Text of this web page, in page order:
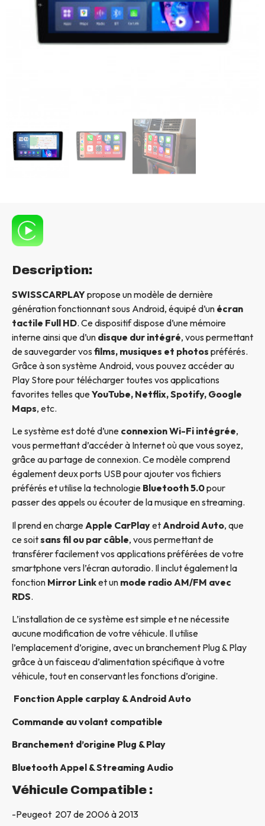
Description:
SWISSCARPLAYpropose un modèle de dernière
génération fonctionnant sous Android, équipé d’un écran
tactile Full HD. Ce dispositif dispose d’une mémoire
interne ainsi que d’un disque dur intégré, vous permettant
de sauvegarder vos films, musiques et photos préférés.
Grâce à son système Android, vous pouvez accéder au
Play Store pour télécharger toutes vos applications
favorites telles queYouTube, Netflix, Spotify, Google
Maps, etc.
Le système est doté d’une connexion Wi-Fi intégrée,
vous permettant d’accéder à Internet où que vous soyez,
grâce au partage de connexion. Ce modèle comprend
également deux ports USB pour ajouter vos fichiers
préférés et utilise la technologie Bluetooth 5.0pour
passer des appels ou écouter de la musique en streaming.
Il prend en charge Apple CarPlayet Android Auto, que
ce soitsans fil ou par câble, vous permettant de
transférer facilement vos applications préférées de votre
smartphone vers l’écran autoradio. Il inclut également la
fonction Mirror Linket un mode radio AM/FM avec
RDS.
L’installation de ce système est simple et ne nécessite
aucune modification de votre véhicule. Il utilise
l’emplacement d’origine, avec un branchement Plug & Play
grâce à un faisceau d’alimentation spécifique à votre
véhicule, tout en conservant les fonctions d’origine.
Fonction Apple carplay & Android Auto
Commande au volant compatible
Branchement d’origine Plug & Play
Bluetooth Appel & Streaming Audio
Véhicule Compatible :
-Peugeot 207 de 2006 à 2013